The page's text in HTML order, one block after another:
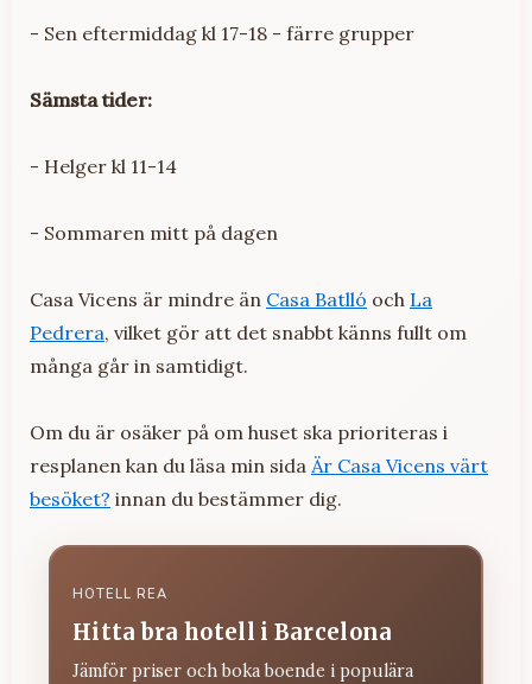
- Sen eftermiddag kl 17-18 - färre grupper
Sämsta tider:
- Helger kl 11-14
- Sommaren mitt på dagen
Casa Vicens är mindre än Casa Batlló och La
Pedrera, vilket gör att det snabbt känns fullt om
många går in samtidigt.
Om du är osäker på om huset ska prioriteras i
resplanen kan du läsa min sida Är Casa Vicens värt
besöket? innan du bestämmer dig.
HOTELL REA
Hitta bra hotell i Barcelona
Jämför priser och boka boende i populära